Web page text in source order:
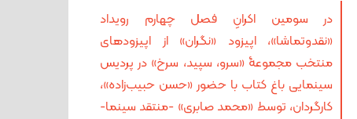
در سومین اکرانِ فصل چهارم رویداد
«نقدوتماشا»، اپیزود «نگران» از اپیزودهای
منتخب مجموعۀ «سرو، سپید، سرخ» در پردیس
سینمایی باغ کتاب با حضور «حسن حبیب‌زاده»،
کارگردان، توسط «محمد صابری» -منتقد سینما-